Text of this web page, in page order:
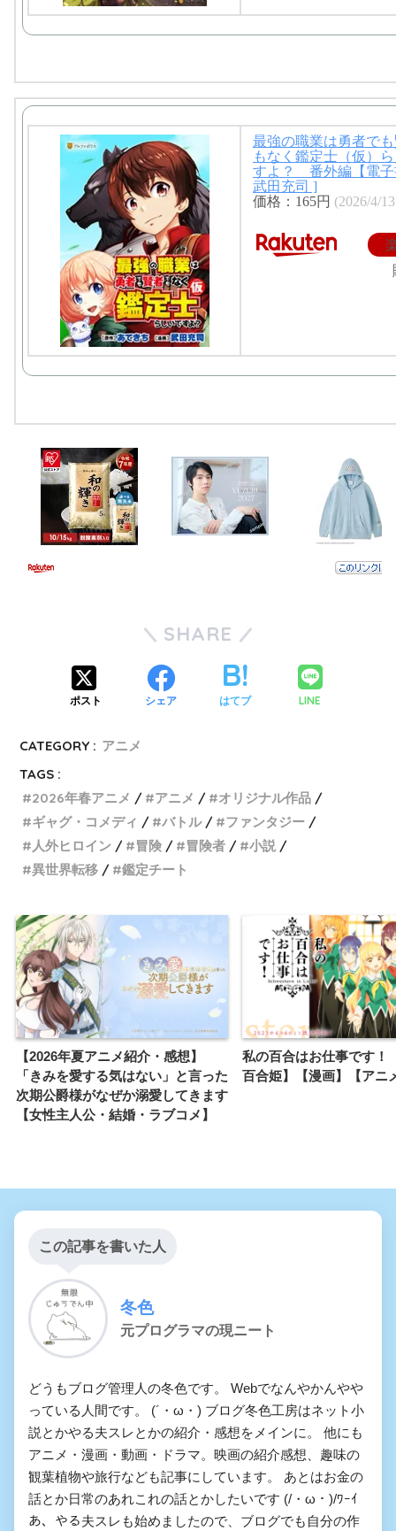
最強の職業は勇者で
もなく鑑定士（仮）
すよ？ 番外編【電子
武田充司 ]
価格：165円 (2026/4/
SHARE
ポスト シェア はてブ LINE
CATEGORY : アニメ
TAGS :
2026年春アニメ
アニメ
オリジナル作品
ギャグ・コメディ
バトル
ファンタジー
人外ヒロイン
冒険 冒険者
小説
異世界転移
鑑定チート
【2026年夏アニメ紹介・感想】
「きみを愛する気はない」と言った
次期公爵様がなぜか溺愛してきます
【女性主人公・結婚・ラブコメ】
私の百合はお仕事です！
百合姫】【漫画】【アニ
この記事を書いた人
冬色
元プログラマの現ニート
どうもブログ管理人の冬色です。 Webでなんやかんやや
っている人間です。 (´・ω・) ブログ冬色工房はネット小
説とかやる夫スレとかの紹介・感想をメインに。 他にも
アニメ・漫画・動画・ドラマ。映画の紹介感想、趣味の
観葉植物や旅行なども記事にしています。 あとはお金の
話とか日常のあれこれの話とかしたいです (/・ω・)/ﾜｰｲ
あ、やる夫スレも始めましたので、ブログでも自分の作